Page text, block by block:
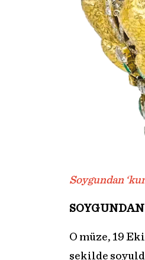
Soygundan
O müze, 19
şekilde